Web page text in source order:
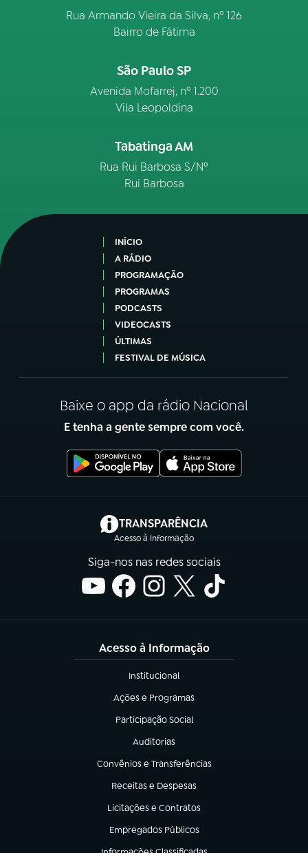
Rua Armando Vieira da Silva, nº 126
Bairro de Fátima
São Paulo SP
Avenida Mofarrej, nº 1.200
Vila Leopoldina
Tabatinga AM
Rua Rui Barbosa S/Nº
Rui Barbosa
INÍCIO
A RÁDIO
PROGRAMAÇÃO
PROGRAMAS
PODCASTS
VIDEOCASTS
ÚLTIMAS
FESTIVAL DE MÚSICA
Baixe o app da rádio Nacional
E tenha a gente sempre com você.
TRANSPARÊNCIA
Acesso à Informação
(abre em nova aba)
Siga-nos nas redes sociais
Acesso à Informação
Institucional
(abre em nova aba)
Ações e Programas
(abre em nova aba)
Participação Social
(abre em nova aba)
Auditorias
(abre em nova aba)
Convênios e Transferências
(abre em nova aba)
Receitas e Despesas
(abre em nova aba)
Licitações e Contratos
(abre em nova aba)
Empregados Públicos
(abre em nova aba)